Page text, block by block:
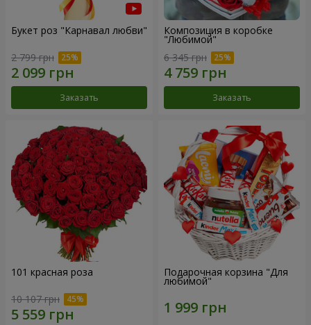
Букет роз "Карнавал любви"
2 799 грн
Заказать
Композиция в коробке
"Любимой"
6 345 грн
Заказать
101 красная роза
10 107 грн
Подарочная корзина "Для
любимой"